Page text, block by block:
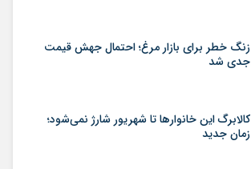
زنگ خطر برای بازار مرغ؛ احتمال جهش قیمت
جدی شد
کالابرگ این خانوارها تا شهریور شارژ نمی‌شود؛
زمان جدید